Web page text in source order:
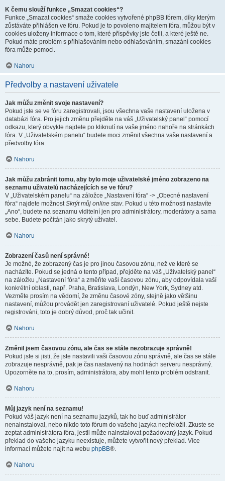
K čemu slouží funkce „Smazat cookies“?
Funkce „Smazat cookies“ smaže cookies vytvořené phpBB fórem, díky kterým
zůstáváte přihlášen ve fóru. Pokud je to povoleno majitelem fóra, můžou být v
cookies uloženy informace o tom, které příspěvky jste četli, a které ještě ne.
Pokud máte problém s přihlašováním nebo odhlašováním, smazání cookies
fóra může pomoci.
Nahoru
Předvolby a nastavení uživatele
Jak můžu změnit svoje nastavení?
Pokud jste se ve fóru zaregistrovali, jsou všechna vaše nastavení uložena v
databázi fóra. Pro jejich změnu přejděte na váš „Uživatelský panel“ pomocí
odkazu, který obvykle najdete po kliknutí na vaše jméno nahoře na stránkách
fóra. V „Uživatelském panelu“ budete moci změnit všechna vaše nastavení a
předvolby fóra.
Nahoru
Jak můžu zabránit tomu, aby bylo moje uživatelské jméno zobrazeno na
seznamu uživatelů nacházejících se ve fóru?
V „Uživatelském panelu“ na záložce „Nastavení fóra“ -> „Obecné nastavení
fóra“ najdete možnostSkrýt můj online stav. Pokud u této možnosti nastavíte
„Ano“, budete na seznamu viditelní jen pro administrátory, moderátory a sama
sebe. Budete počítán jako skrytý uživatel.
Nahoru
Zobrazení časů není správné!
Je možné, že zobrazený čas je pro jinou časovou zónu, než ve které se
nacházíte. Pokud se jedná o tento případ, přejděte na váš „Uživatelský panel“
na záložku „Nastavení fóra“ a změňte vaši časovou zónu, aby odpovídala vaší
konkrétní oblasti, např. Praha, Bratislava, Londýn, New York, Sydney atd.
Vezměte prosím na vědomí, že změnu časové zóny, stejně jako většinu
nastavení, můžou provádět jen zaregistrovaní uživatelé. Pokud ještě nejste
registrováni, toto je dobrý důvod, proč tak učinit.
Nahoru
Změnil jsem časovou zónu, ale čas se stále nezobrazuje správně!
Pokud jste si jisti, že jste nastavili vaši časovou zónu správně, ale čas se stále
zobrazuje nesprávně, pak je čas nastavený na hodinách serveru nesprávný.
Upozorněte na to, prosím, administrátora, aby mohl tento problém odstranit.
Nahoru
Můj jazyk není na seznamu!
Pokud váš jazyk není na seznamu jazyků, tak ho buď administrátor
nenainstaloval, nebo nikdo toto fórum do vašeho jazyka nepřeložil. Zkuste se
zeptat administrátora fóra, jestli může nainstalovat požadovaný jazyk. Pokud
překlad do vašeho jazyku neexistuje, můžete vytvořit nový překlad. Více
informací můžete najít na webu phpBB®.
Nahoru